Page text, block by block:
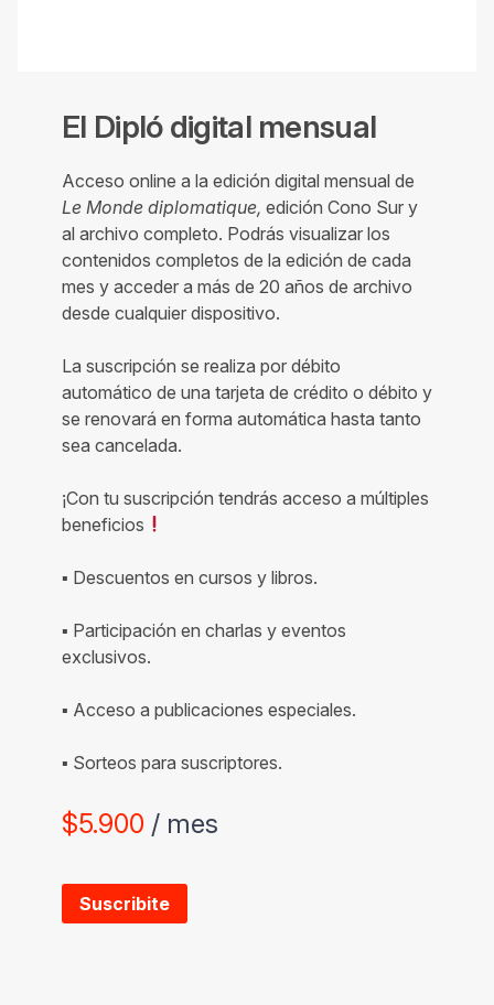
El Dipló digital mensual
Acceso online a la edición digital mensual de
Le Monde diplomatique, edición Cono Sur y
al archivo completo. Podrás visualizar los
contenidos completos de la edición de cada
mes y acceder a más de 20 años de archivo
desde cualquier dispositivo.
La suscripción se realiza por débito
automático de una tarjeta de crédito o débito y
se renovará en forma automática hasta tanto
sea cancelada.
¡Con tu suscripción tendrás acceso a múltiples
beneficios
▪ Descuentos en cursos y libros.
▪ Participación en charlas y eventos
exclusivos.
▪ Acceso a publicaciones especiales.
▪ Sorteos para suscriptores.
$5.900 / mes
Suscribite